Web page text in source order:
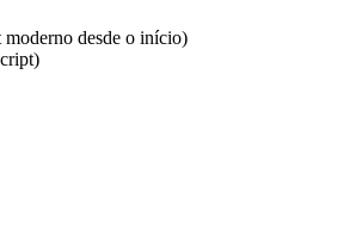
moderno desde o início)